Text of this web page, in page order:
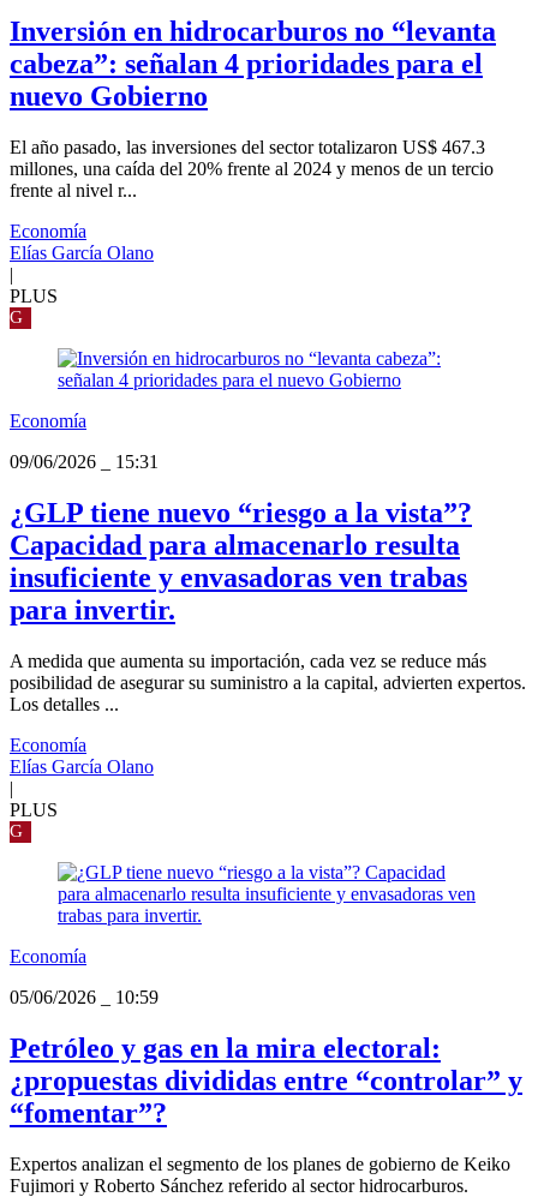
Inversión en hidrocarburos no “levanta
cabeza”: señalan 4 prioridades para el
nuevo Gobierno
El año pasado, las inversiones del sector totalizaron US$ 467.3
millones, una caída del 20% frente al 2024 y menos de un tercio
frente al nivel r...
Economía
Elías García Olano
|
PLUS
G
Economía
09/06/2026
15:31
¿GLP tiene nuevo “riesgo a la vista”?
Capacidad para almacenarlo resulta
insuficiente y envasadoras ven trabas
para invertir.
A medida que aumenta su importación, cada vez se reduce más
posibilidad de asegurar su suministro a la capital, advierten expertos.
Los detalles ...
Economía
Elías García Olano
|
PLUS
G
Economía
05/06/2026
10:59
Petróleo y gas en la mira electoral:
¿propuestas divididas entre “controlar” y
“fomentar”?
Expertos analizan el segmento de los planes de gobierno de Keiko
Fujimori y Roberto Sánchez referido al sector hidrocarburos.